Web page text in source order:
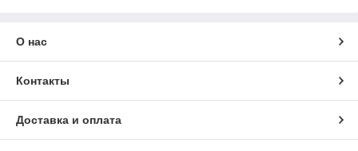
О нас
Контакты
Доставка и оплата